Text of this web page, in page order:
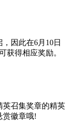
因此在6月10日
获得相应奖励。
英召集奖章的精英
赏徽章哦!